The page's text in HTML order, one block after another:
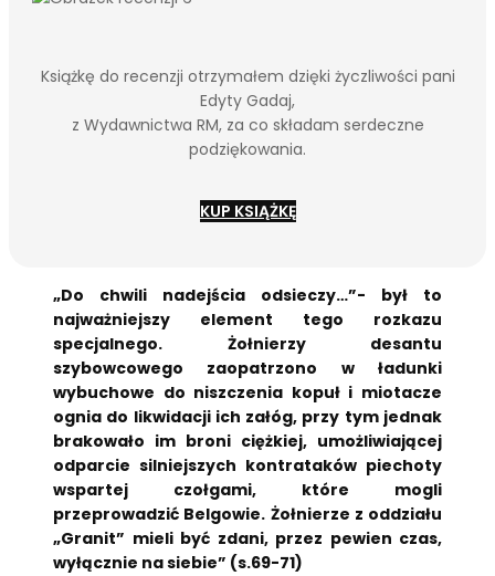
Książkę do recenzji otrzymałem dzięki życzliwości pani
Edyty Gadaj,
z Wydawnictwa RM, za co składam serdeczne
podziękowania.
KUP KSIĄŻKĘ
„Do chwili nadejścia odsieczy…”- był to
najważniejszy element tego rozkazu
specjalnego. Żołnierzy desantu
szybowcowego zaopatrzono w ładunki
wybuchowe do niszczenia kopuł i miotacze
ognia do likwidacji ich załóg, przy tym jednak
brakowało im broni ciężkiej, umożliwiającej
odparcie silniejszych kontrataków piechoty
wspartej czołgami, które mogli
przeprowadzić Belgowie. Żołnierze z oddziału
„Granit” mieli być zdani, przez pewien czas,
wyłącznie na siebie” (s.69-71)